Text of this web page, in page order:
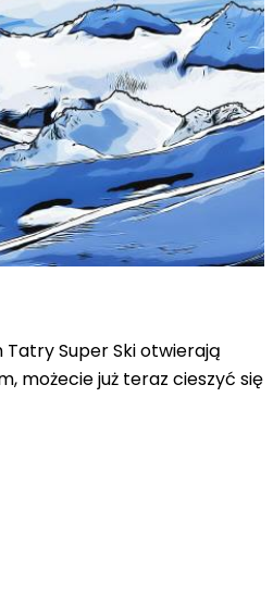
Tatry Super Ski otwierają
możecie już teraz cieszyć się